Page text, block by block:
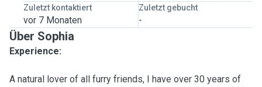
Zuletzt kontaktiert
vor 7 Monaten
Zuletzt gebucht
-
Über Sophia
Experience:
A natural lover of all furry friends, I have over 30 years of